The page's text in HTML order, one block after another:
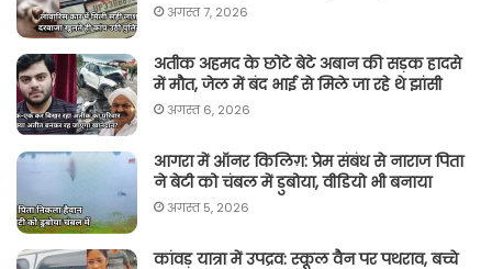
अगस्त 7, 2026
अतीक अहमद के छोटे बेटे अबान की सड़क हादसे
में मौत, जेल में बंद भाई से मिले जा रहे थे झांसी
अगस्त 6, 2026
आगरा में ऑनर किलिग़: प्रेम संबंध से नाराज पिता
ने बेटी को चंबल में डुबोया, वीडियो भी बनाया
अगस्त 5, 2026
कांवड़ यात्रा में उपद्रव: स्कूल वैन पर पथराव, बच्चे